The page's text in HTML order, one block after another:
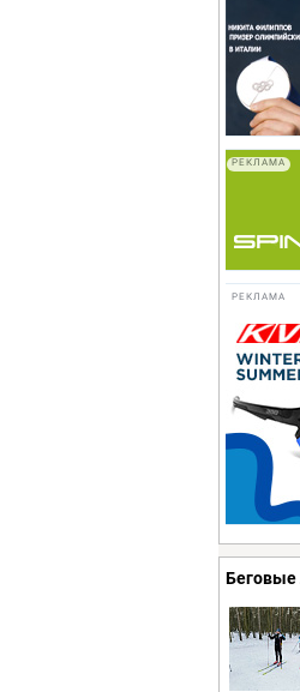
РЕКЛАМА
РЕКЛАМА